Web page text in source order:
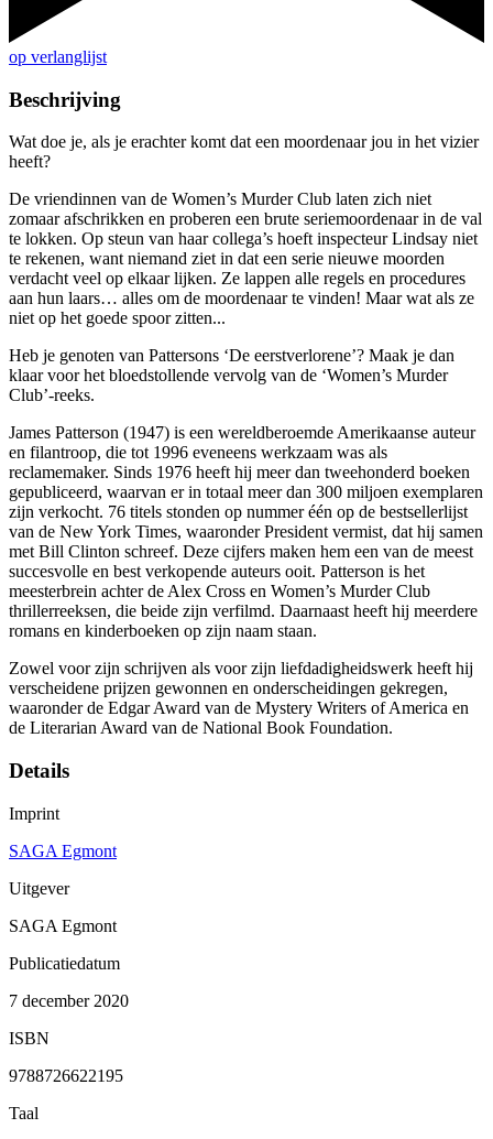
op verlanglijst
Beschrijving
Wat doe je, als je erachter komt dat een moordenaar jou in het vizier
heeft?
De vriendinnen van de Women’s Murder Club laten zich niet
zomaar afschrikken en proberen een brute seriemoordenaar in de val
te lokken. Op steun van haar collega’s hoeft inspecteur Lindsay niet
te rekenen, want niemand ziet in dat een serie nieuwe moorden
verdacht veel op elkaar lijken. Ze lappen alle regels en procedures
aan hun laars… alles om de moordenaar te vinden! Maar wat als ze
niet op het goede spoor zitten...
Heb je genoten van Pattersons ‘De eerstverlorene’? Maak je dan
klaar voor het bloedstollende vervolg van de ‘Women’s Murder
Club’-reeks.
James Patterson (1947) is een wereldberoemde Amerikaanse auteur
en filantroop, die tot 1996 eveneens werkzaam was als
reclamemaker. Sinds 1976 heeft hij meer dan tweehonderd boeken
gepubliceerd, waarvan er in totaal meer dan 300 miljoen exemplaren
zijn verkocht. 76 titels stonden op nummer één op de bestsellerlijst
van de New York Times, waaronder President vermist, dat hij samen
met Bill Clinton schreef. Deze cijfers maken hem een van de meest
succesvolle en best verkopende auteurs ooit. Patterson is het
meesterbrein achter de Alex Cross en Women’s Murder Club
thrillerreeksen, die beide zijn verfilmd. Daarnaast heeft hij meerdere
romans en kinderboeken op zijn naam staan.
Zowel voor zijn schrijven als voor zijn liefdadigheidswerk heeft hij
verscheidene prijzen gewonnen en onderscheidingen gekregen,
waaronder de Edgar Award van de Mystery Writers of America en
de Literarian Award van de National Book Foundation.
Details
Imprint
SAGA Egmont
Uitgever
SAGA Egmont
Publicatiedatum
7 december 2020
ISBN
9788726622195
Taal